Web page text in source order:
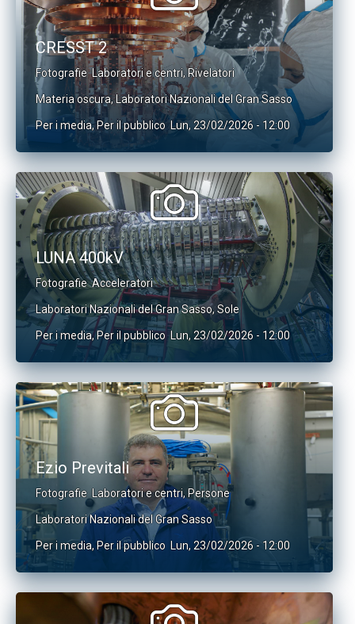
CRESST 2
Fotografie Laboratori e centri, Rivelatori
Materia oscura, Laboratori Nazionali del Gran Sasso
Per i media, Per il pubblico Lun, 23/02/2026 - 12:00
LUNA 400kV
Fotografie Acceleratori
Laboratori Nazionali del Gran Sasso, Sole
Per i media,Per il pubblico Lun, 23/02/2026 - 12:00
Ezio Previtali
Fotografie Laboratori e centri, Persone
Laboratori Nazionali del Gran Sasso
Per i media, Per il pubblico Lun, 23/02/2026 - 12:00